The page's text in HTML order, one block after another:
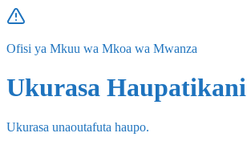
Ofisi ya Mkuu wa Mkoa wa Mwanza
Ukurasa Haupatikani
Ukurasa unaoutafuta haupo.